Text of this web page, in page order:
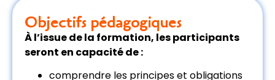
Objectifs pédagogiques
À l’issue de la formation, les participants
seront en capacité de :
comprendre les principes et obligations